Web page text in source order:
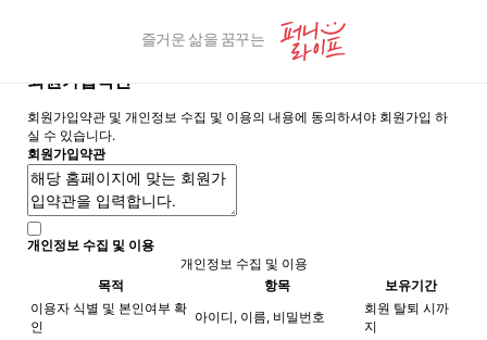
즐거운 삶을 꿈꾸는
회원가입약관
회원가입약관 및 개인정보 수집 및 이용의 내용에 동의하셔야 회원가입 하
실 수 있습니다.
회원가입약관
개인정보 수집 및 이용
개인정보 수집 및 이용
목적
항목
보유기간
이용자 식별 및 본인여부 확
인
아이디, 이름, 비밀번호
회원 탈퇴 시까
지